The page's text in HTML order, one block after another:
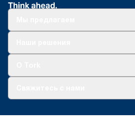
(+7) 777 779 0095